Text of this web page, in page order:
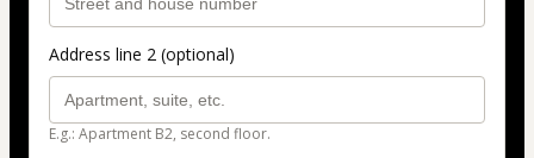
Address line 2 (optional)
E.g.: Apartment B2, second floor.